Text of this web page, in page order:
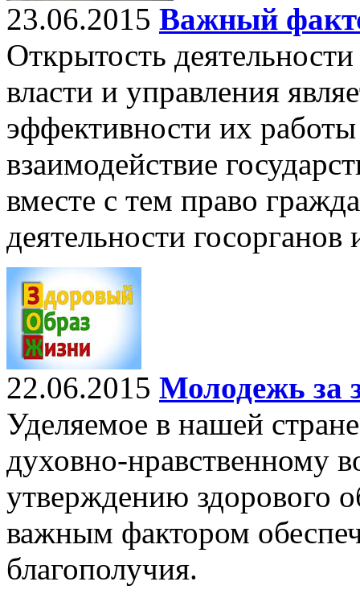
23.06.2015 Важный
Открытость
власти и управления
эффективности их
взаимодействие
вместе с тем право
деятельности
22.06.2015 Молодежь за
Уделяемое в нашей
духовно-нравственному
утверждению здорового
важным фактором
благополучия.